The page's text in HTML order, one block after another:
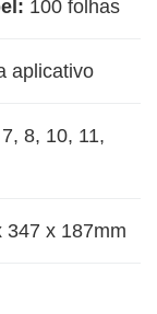
100 folhas
aplicativo
8, 10, 11,
347 x 187mm